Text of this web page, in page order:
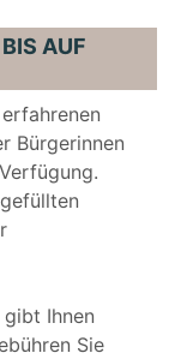
AUF
Bürgerinnen
Ihnen
Sie